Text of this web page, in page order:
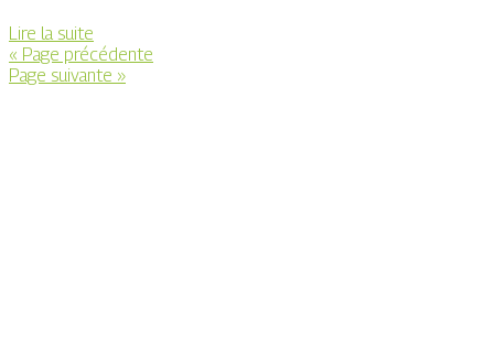
Lire la suite
« Page précédente
Page suivante »